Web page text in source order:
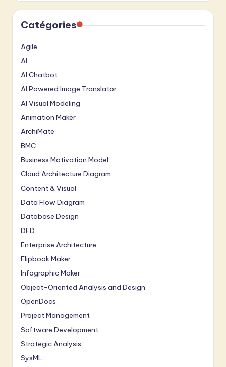
Catégories
Agile
AI
AI Chatbot
AI Powered Image Translator
AI Visual Modeling
Animation Maker
ArchiMate
BMC
Business Motivation Model
Cloud Architecture Diagram
Content & Visual
Data Flow Diagram
Database Design
DFD
Enterprise Architecture
Flipbook Maker
Infographic Maker
Object-Oriented Analysis and Design
OpenDocs
Project Management
Software Development
Strategic Analysis
SysML